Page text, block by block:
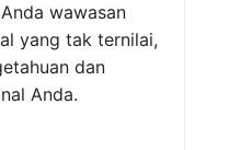
wawasan
yang tak ternilai,
dan
Anda.